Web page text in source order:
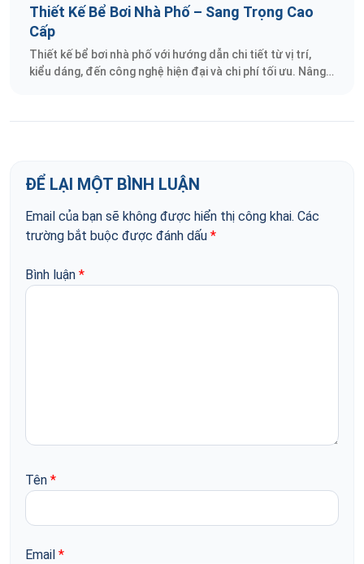
chung cư.
Thiết Kế Bể Bơi Nhà Phố – Sang Trọng Cao
Cấp
Thiết kế bể bơi nhà phố với hướng dẫn chi tiết từ vị trí,
kiểu dáng, đến công nghệ hiện đại và chi phí tối ưu. Nâng
ĐỂ LẠI MỘT BÌNH LUẬN
Email của bạn sẽ không được hiển thị công khai. Các
trường bắt buộc được đánh dấu *
Bình luận *
Tên *
Email *